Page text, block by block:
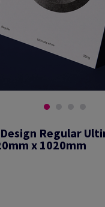
Regular
x 1020mm